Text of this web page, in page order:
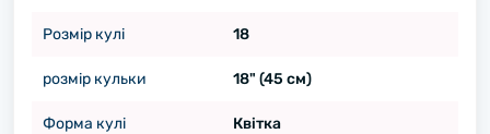
Розмір кулі 18
розмір кульки 18" (45 см)
Форма кулі Квітка